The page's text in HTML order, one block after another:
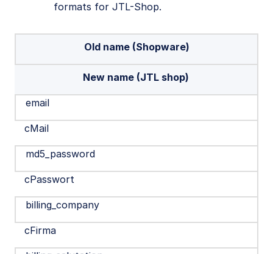
formats for JTL-Shop.
Old name (Shopware)
New name (JTL shop)
email
cMail
md5_password
cPasswort
billing_company
cFirma